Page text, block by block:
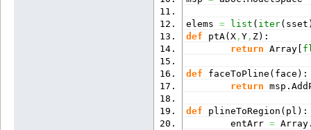
elems = list ( iter( sset
def ptA(X ,Y , Z) :
return Array
def faceToPline ( face ) :
return msp.
def plineToRegion ( pl ) :
entArr =